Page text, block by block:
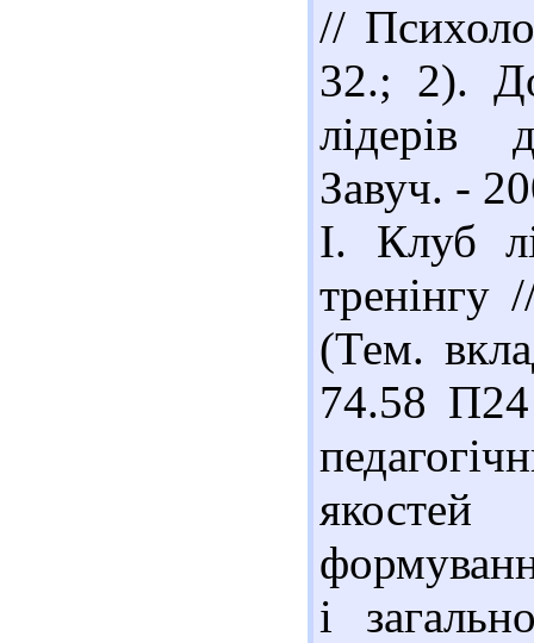
//
32.; 2).
лідерів
Завуч. -
І. Клуб
(Тем.
74.58
якостей
і